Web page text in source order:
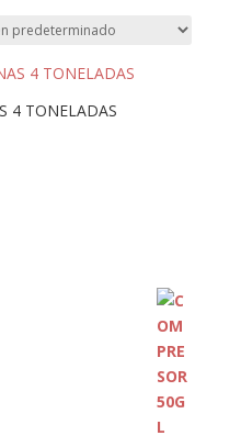
4 TONELADAS